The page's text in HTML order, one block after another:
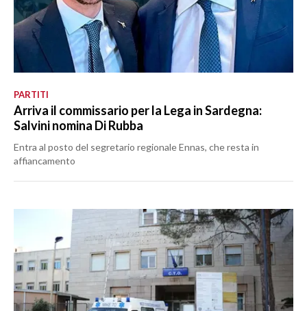
PARTITI
Arriva il commissario per la Lega in Sardegna:
Salvini nomina Di Rubba
Entra al posto del segretario regionale Ennas, che resta in
affiancamento